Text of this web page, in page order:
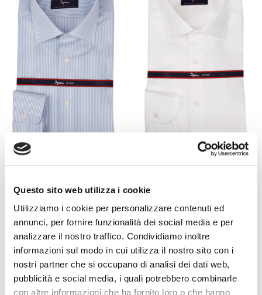
Questo sito web utilizza i cookie
Utilizziamo i cookie per personalizzare contenuti ed
annunci, per fornire funzionalità dei social media e per
analizzare il nostro traffico. Condividiamo inoltre
informazioni sul modo in cui utilizza il nostro sito con i
nostri partner che si occupano di analisi dei dati web,
pubblicità e social media, i quali potrebbero combinarle
con altre informazioni che ha fornito loro o che hanno
MEN'S SHIRT, IN
BLUE STRIPE.
LIGHT BLUE. INGRAM
MAN
€99.00
COTTONSTIR SHIRT IN
WHITE AND LIGHT
BLUE. INGRAM MAN
€99.00